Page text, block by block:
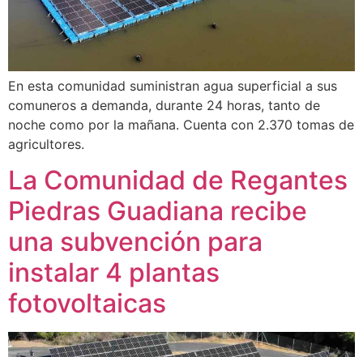
En esta comunidad suministran agua superficial a sus
comuneros a demanda, durante 24 horas, tanto de
noche como por la mañana. Cuenta con 2.370 tomas de
agricultores.
La Comunidad de Regantes
Piedras Guadiana recibe
una subvención para
instalar 4 plantas
fotovoltaicas